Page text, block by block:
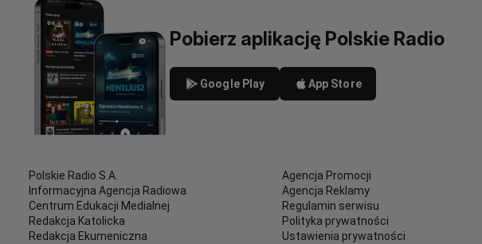
Pobierz aplikację Polskie Radio
Google Play App Store
Polskie Radio S.A.
Informacyjna Agencja Radiowa
Centrum Edukacji Medialnej
Redakcja Katolicka
Redakcja Ekumeniczna
Agencja Promocji
Agencja Reklamy
Regulamin serwisu
Polityka prywatności
Ustawienia prywatności